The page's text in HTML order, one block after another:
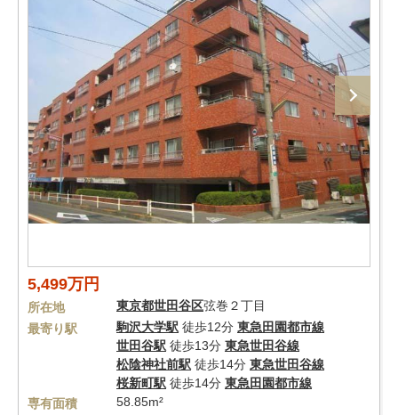
5,499万円
所在地 東京都世田谷区弦巻２丁目
最寄り駅
駒沢大学駅 徒歩12分 東急田園都市線
世田谷駅 徒歩13分 東急世田谷線
松陰神社前駅 徒歩14分 東急世田谷線
桜新町駅 徒歩14分 東急田園都市線
専有面積
58.85m²